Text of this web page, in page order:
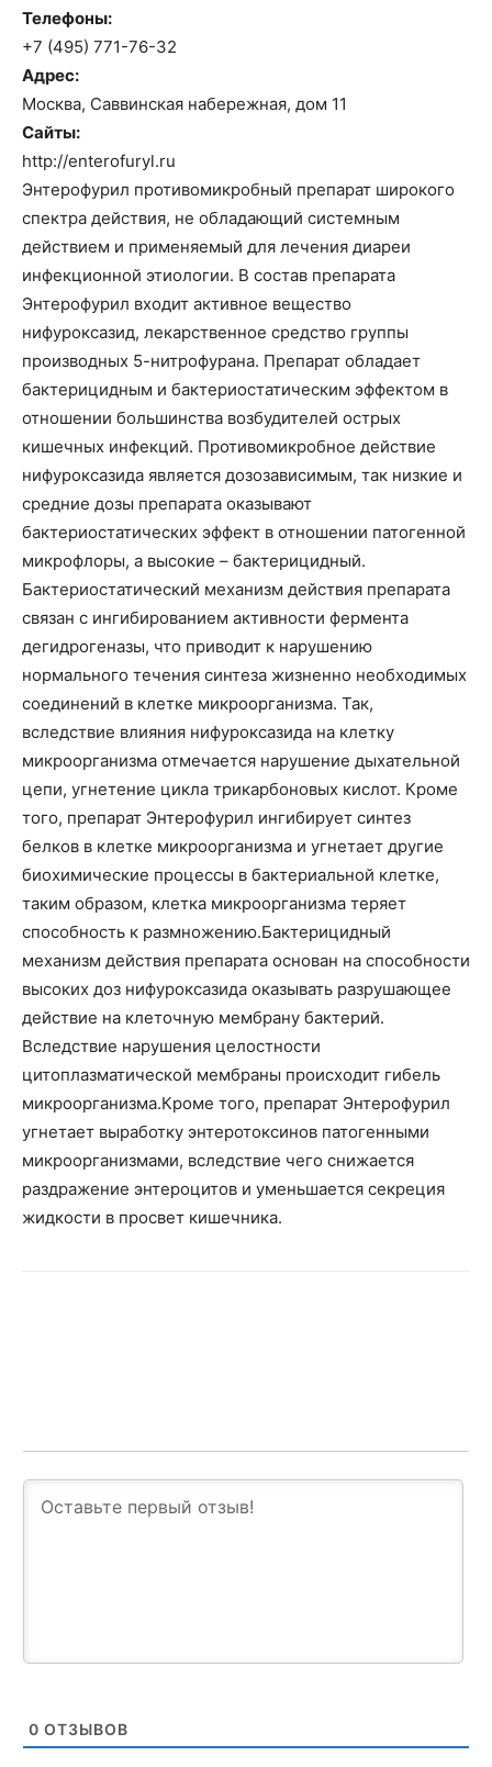
Телефоны:
+7 (495) 771-76-32
Адрес:
Москва, Саввинская набережная, дом 11
Сайты:
http://enterofuryl.ru
Энтерофурил противомикробный препарат широкого
спектра действия, не обладающий системным
действием и применяемый для лечения диареи
инфекционной этиологии. В состав препарата
Энтерофурил входит активное вещество
нифуроксазид, лекарственное средство группы
производных 5-нитрофурана. Препарат обладает
бактерицидным и бактериостатическим эффектом в
отношении большинства возбудителей острых
кишечных инфекций. Противомикробное действие
нифуроксазида является дозозависимым, так низкие и
средние дозы препарата оказывают
бактериостатических эффект в отношении патогенной
микрофлоры, а высокие – бактерицидный.
Бактериостатический механизм действия препарата
связан с ингибированием активности фермента
дегидрогеназы, что приводит к нарушению
нормального течения синтеза жизненно необходимых
соединений в клетке микроорганизма. Так,
вследствие влияния нифуроксазида на клетку
микроорганизма отмечается нарушение дыхательной
цепи, угнетение цикла трикарбоновых кислот. Кроме
того, препарат Энтерофурил ингибирует синтез
белков в клетке микроорганизма и угнетает другие
биохимические процессы в бактериальной клетке,
таким образом, клетка микроорганизма теряет
способность к размножению.Бактерицидный
механизм действия препарата основан на способности
высоких доз нифуроксазида оказывать разрушающее
действие на клеточную мембрану бактерий.
Вследствие нарушения целостности
цитоплазматической мембраны происходит гибель
микроорганизма.Кроме того, препарат Энтерофурил
угнетает выработку энтеротоксинов патогенными
микроорганизмами, вследствие чего снижается
раздражение энтероцитов и уменьшается секреция
жидкости в просвет кишечника.
0 ОТЗЫВОВ